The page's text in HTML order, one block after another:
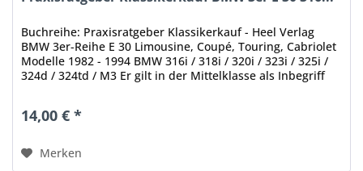
Buchreihe: Praxisratgeber Klassikerkauf - Heel Verlag
BMW 3er-Reihe E 30 Limousine, Coupé, Touring, Cabriolet
Modelle 1982 - 1994 BMW 316i / 318i / 320i / 323i / 325i /
324d / 324td / M3 Er gilt in der Mittelklasse als Inbegriff
14,00 € *
Merken